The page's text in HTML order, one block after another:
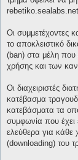
Οι συμμετέχοντες
το αποκλειστικό
(ban) στα μέλη
χρήσης και των
Οι διαχειριστές
κατέβασμα
κατεβάσματα τα
συμφωνία που έχει
ελεύθερα για κάθε
(downloading) του